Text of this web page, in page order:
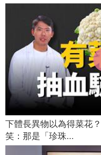
下體長異物以為得菜花
笑：那是「珍珠...